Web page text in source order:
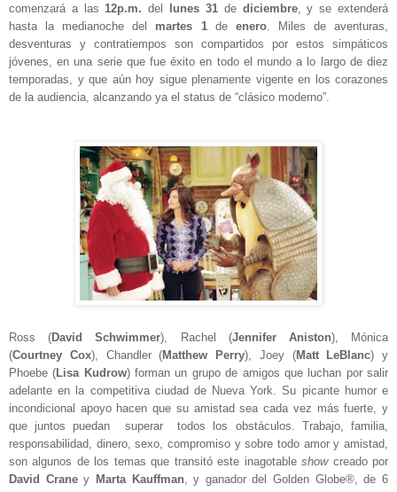
comenzará a las 12p.m.del lunes 31 de diciembre, y se extenderá
hasta la medianoche del martes 1 de enero. Miles de aventuras,
desventuras y contratiempos son compartidos por estos simpáticos
jóvenes, en una serie que fue éxito en todo el mundo a lo largo de diez
temporadas, y que aún hoy sigue plenamente vigente en los corazones
de la audiencia, alcanzando ya el status de “clásico moderno”.
Ross (David Schwimmer), Rachel (Jennifer Aniston), Mónica
(Courtney Cox), Chandler (Matthew Perry), Joey (Matt LeBlanc) y
Phoebe (Lisa Kudrow) forman un grupo de amigos que luchan por salir
adelante en la competitiva ciudad de Nueva York. Su picante humor e
incondicional apoyo hacen que su amistad sea cada vez más fuerte, y
que juntos puedan superar todos los obstáculos. Trabajo, familia,
responsabilidad, dinero, sexo, compromiso y sobre todo amor y amistad,
son algunos de los temas que transitó este inagotableshowcreado por
David Craney Marta Kauffman , y ganador del Golden Globe®, de 6